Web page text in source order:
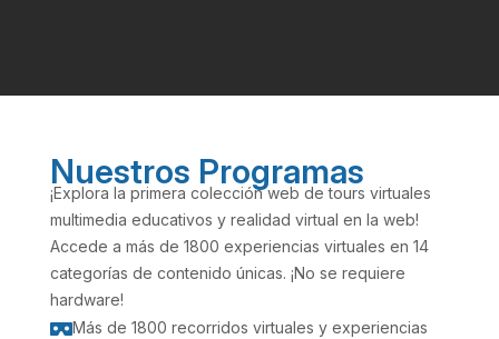
Nuestros Programas
¡Explora la primera colección web de tours virtuales
multimedia educativos y realidad virtual en la web!
Accede a más de 1800 experiencias virtuales en 14
categorías de contenido únicas. ¡No se requiere
hardware!
Más de 1800 recorridos virtuales y experiencias